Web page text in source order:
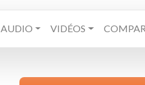
AUDIO VIDÉOS